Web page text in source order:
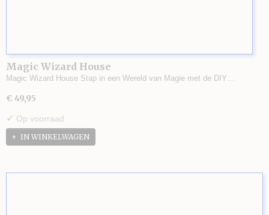
Magic Wizard House
Magic Wizard House Stap in een Wereld van Magie met de DIY…
€ 49,95
✓ Op voorraad
IN WINKELWAGEN